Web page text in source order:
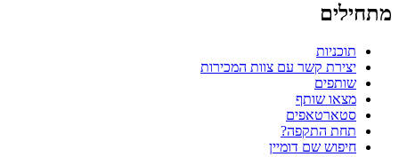
מתחילים
תוכניות
יצירת קשר עם צוות המכירות
שותפים
מצאו שותף
סטארטאפים
תחת התקפה?
חיפוש שם דומיין